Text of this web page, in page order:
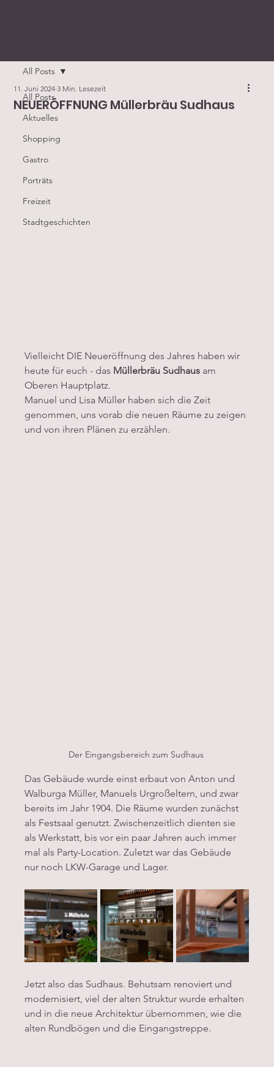
All Posts
Aktuelles
Shopping
Gastro
Porträts
Freizeit
Stadtgeschichten
All Posts
NEUERÖFFNUNG Müllerbräu Sudhaus
11. Juni 2024 3 Min. Lesezeit
Vielleicht DIE Neueröffnung des Jahres haben wir
heute für euch - das Müllerbräu Sudhaus am
Oberen Hauptplatz.
Manuel und Lisa Müller haben sich die Zeit
genommen, uns vorab die neuen Räume zu zeigen
und von ihren Plänen zu erzählen.
Der Eingangsbereich zum Sudhaus
Das Gebäude wurde einst erbaut von Anton und
Walburga Müller, Manuels Urgroßeltern, und zwar
bereits im Jahr 1904. Die Räume wurden zunächst
als Festsaal genutzt. Zwischenzeitlich dienten sie
als Werkstatt, bis vor ein paar Jahren auch immer
mal als Party-Location. Zuletzt war das Gebäude
nur noch LKW-Garage und Lager.
Jetzt also das Sudhaus. Behutsam renoviert und
modernisiert, viel der alten Struktur wurde erhalten
und in die neue Architektur übernommen, wie die
alten Rundbögen und die Eingangstreppe.